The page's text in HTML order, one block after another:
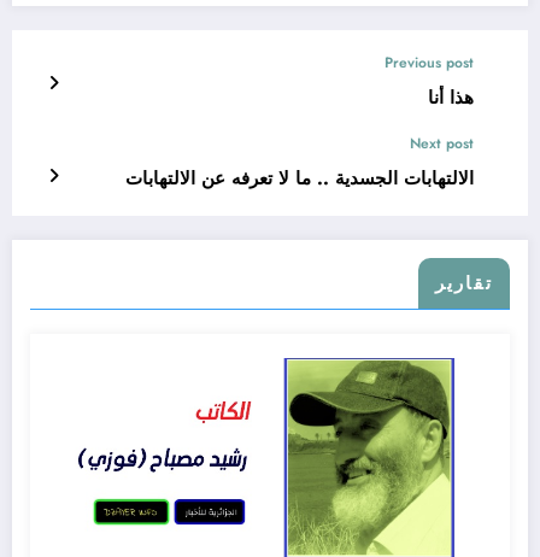
Previous post
هذا أنا
Next post
الالتهابات الجسدية .. ما لا تعرفه عن الالتهابات
تقارير